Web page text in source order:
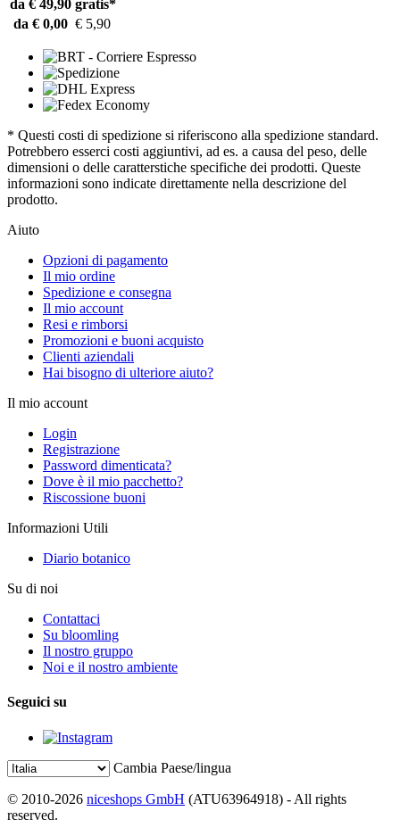
da € 49,90 gratis*
da € 0,00 € 5,90
* Questi costi di spedizione si riferiscono alla spedizione standard.
Potrebbero esserci costi aggiuntivi, ad es. a causa del peso, delle
dimensioni o delle caratterstiche specifiche dei prodotti. Queste
informazioni sono indicate direttamente nella descrizione del
prodotto.
Aiuto
Opzioni di pagamento
Il mio ordine
Spedizione e consegna
Il mio account
Resi e rimborsi
Promozioni e buoni acquisto
Clienti aziendali
Hai bisogno di ulteriore aiuto?
Il mio account
Login
Registrazione
Password dimenticata?
Dove è il mio pacchetto?
Riscossione buoni
Informazioni Utili
Diario botanico
Su di noi
Contattaci
Su bloomling
Il nostro gruppo
Noi e il nostro ambiente
Seguici su
Cambia Paese/lingua
© 2010-2026 niceshops GmbH (ATU63964918) - All rights
reserved.